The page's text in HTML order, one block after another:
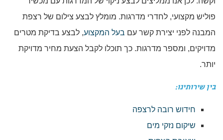
פוליש מקצועי, לחדרי מדרגות. מומלץ לבצע צילום של רצפת
המבנה לפני יצירת קשר עם בעל המקצוע, לבצע בדיקת מטרים
מדויקים, ומספר מדרגות. כך תוכלו לקבל הצעת מחיר מדויקת
יותר.
בין שירותינו:
חידוש רובה לרצפה
שיקום נזקי מים